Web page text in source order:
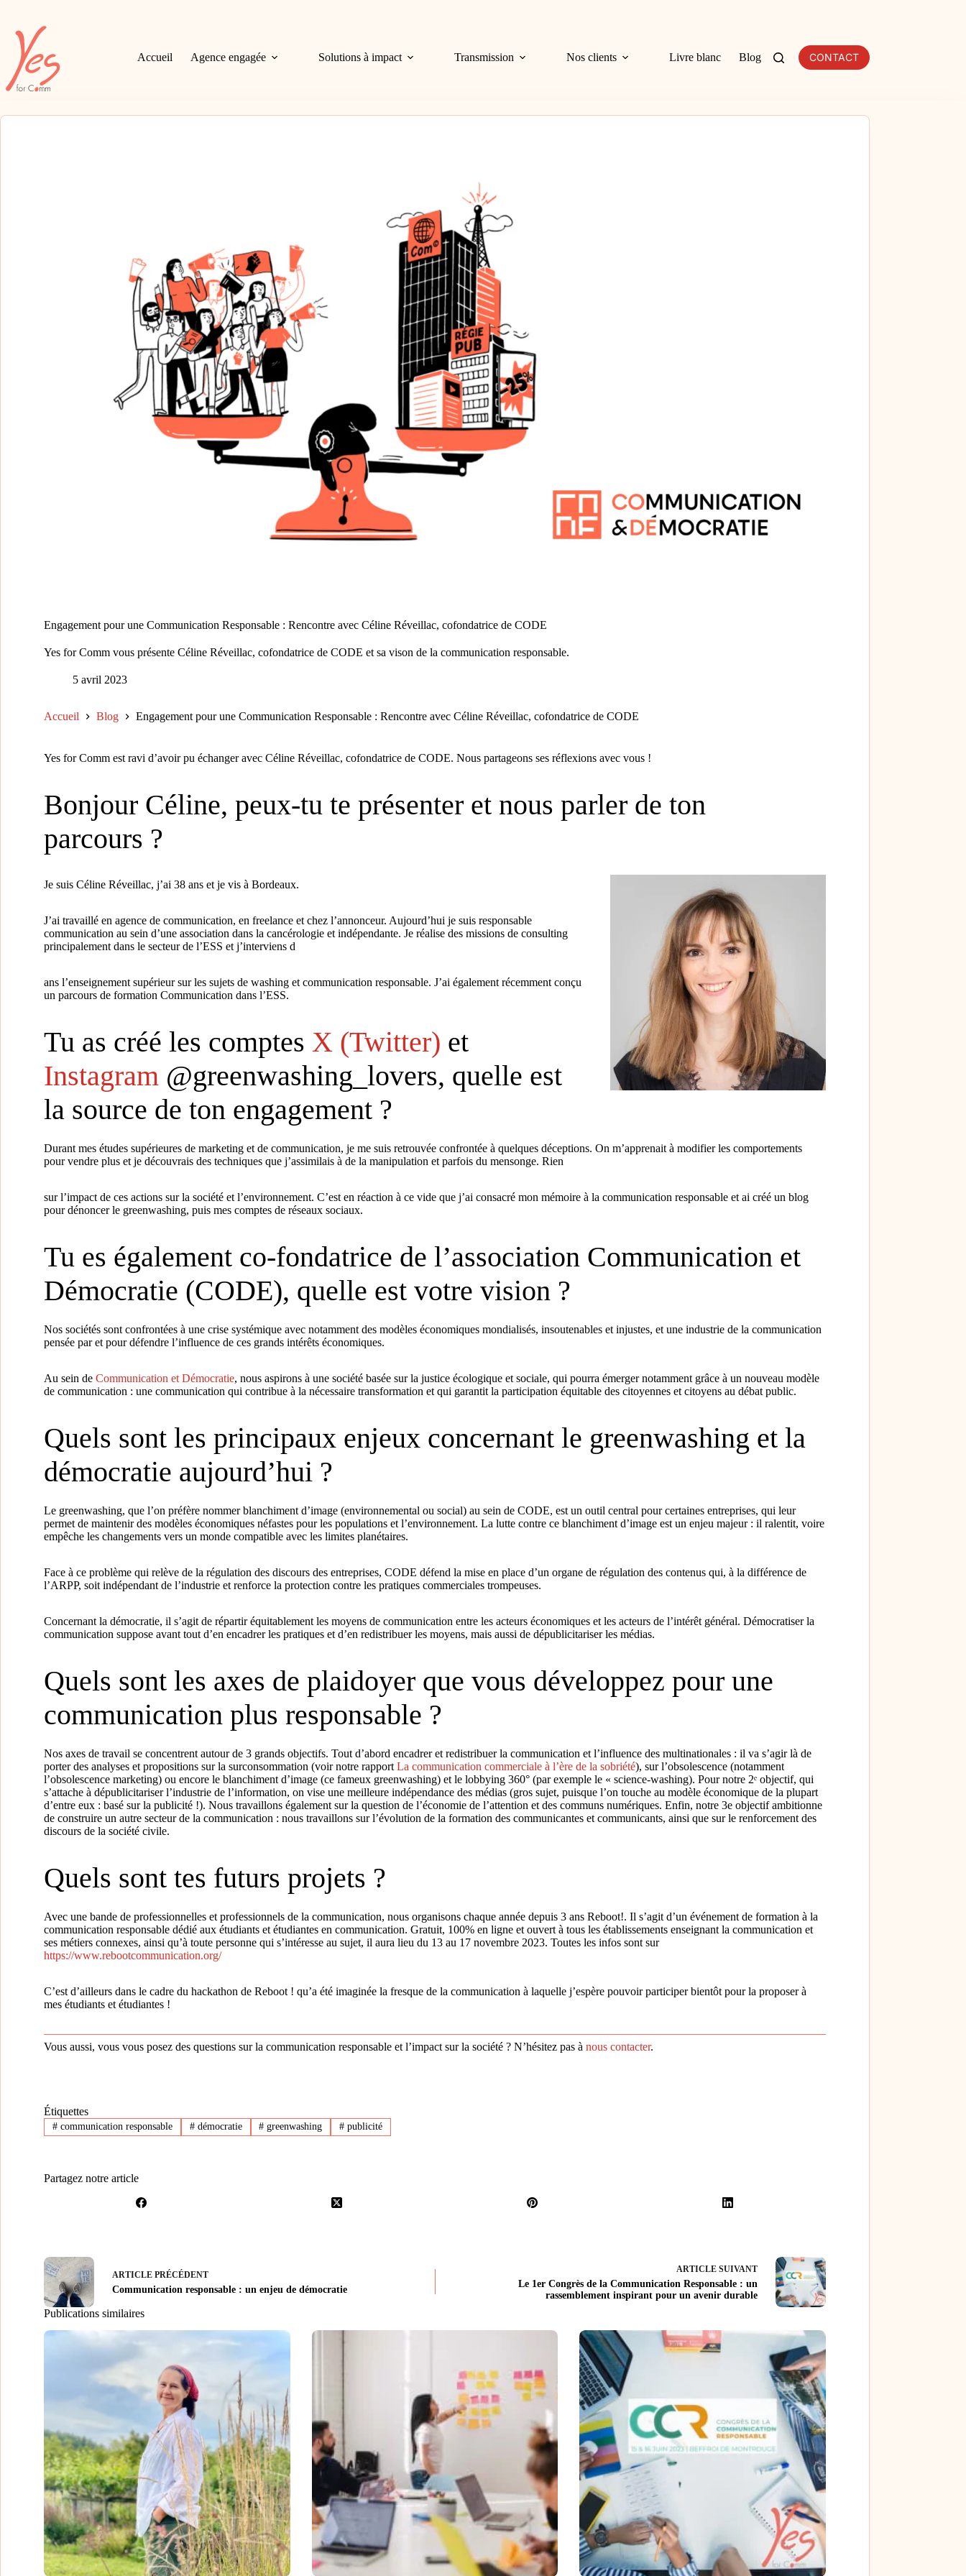
contenu
Accueil Agence engagée Solutions à impact Transmission Nos clients Livre blanc Blog CONTACT
Engagement pour une Communication Responsable : Rencontre avec Céline Réveillac, cofondatrice de CODE
Yes for Comm vous présente Céline Réveillac, cofondatrice de CODE et sa vison de la communication responsable.
5 avril 2023
Accueil Blog Engagement pour une Communication Responsable : Rencontre avec Céline Réveillac, cofondatrice de CODE
Yes for Comm est ravi d’avoir pu échanger avec Céline Réveillac, cofondatrice de CODE. Nous partageons ses réflexions avec vous !
Bonjour Céline, peux-tu te présenter et nous parler de ton
parcours ?
Je suis Céline Réveillac, j’ai 38 ans et je vis à Bordeaux.
J’ai travaillé en agence de communication, en freelance et chez l’annonceur. Aujourd’hui je suis responsable
communication au sein d’une association dans la cancérologie et indépendante. Je réalise des missions de consulting
principalement dans le secteur de l’ESS et j’interviens d
ans l’enseignement supérieur sur les sujets de washing et communication responsable. J’ai également récemment conçu
un parcours de formation Communication dans l’ESS.
Tu as créé les comptes X (Twitter) et
Instagram @greenwashing_lovers, quelle est
la source de ton engagement ?
Durant mes études supérieures de marketing et de communication, je me suis retrouvée confrontée à quelques déceptions. On m’apprenait à modifier les comportements
pour vendre plus et je découvrais des techniques que j’assimilais à de la manipulation et parfois du mensonge. Rien
sur l’impact de ces actions sur la société et l’environnement. C’est en réaction à ce vide que j’ai consacré mon mémoire à la communication responsable et ai créé un blog
pour dénoncer le greenwashing, puis mes comptes de réseaux sociaux.
Tu es également co-fondatrice de l’association Communication et
Démocratie (CODE), quelle est votre vision ?
Nos sociétés sont confrontées à une crise systémique avec notamment des modèles économiques mondialisés, insoutenables et injustes, et une industrie de la communication
pensée par et pour défendre l’influence de ces grands intérêts économiques.
Au sein de Communication et Démocratie, nous aspirons à une société basée sur la justice écologique et sociale, qui pourra émerger notamment grâce à un nouveau modèle
de communication : une communication qui contribue à la nécessaire transformation et qui garantit la participation équitable des citoyennes et citoyens au débat public.
Quels sont les principaux enjeux concernant le greenwashing et la
démocratie aujourd’hui ?
Le greenwashing, que l’on préfère nommer blanchiment d’image (environnemental ou social) au sein de CODE, est un outil central pour certaines entreprises, qui leur
permet de maintenir des modèles économiques néfastes pour les populations et l’environnement. La lutte contre ce blanchiment d’image est un enjeu majeur : il ralentit, voire
empêche les changements vers un monde compatible avec les limites planétaires.
Face à ce problème qui relève de la régulation des discours des entreprises, CODE défend la mise en place d’un organe de régulation des contenus qui, à la différence de
l’ARPP, soit indépendant de l’industrie et renforce la protection contre les pratiques commerciales trompeuses.
Concernant la démocratie, il s’agit de répartir équitablement les moyens de communication entre les acteurs économiques et les acteurs de l’intérêt général. Démocratiser la
communication suppose avant tout d’en encadrer les pratiques et d’en redistribuer les moyens, mais aussi de dépublicitariser les médias.
Quels sont les axes de plaidoyer que vous développez pour une
communication plus responsable ?
Nos axes de travail se concentrent autour de 3 grands objectifs. Tout d’abord encadrer et redistribuer la communication et l’influence des multinationales : il va s’agir là de
porter des analyses et propositions sur la surconsommation (voir notre rapport La communication commerciale à l’ère de la sobriété), sur l’obsolescence (notamment
l’obsolescence marketing) ou encore le blanchiment d’image (ce fameux greenwashing) et le lobbying 360° (par exemple le « science-washing). Pour notre 2ᵉ objectif, qui
s’attache à dépublicitariser l’industrie de l’information, on vise une meilleure indépendance des médias (gros sujet, puisque l’on touche au modèle économique de la plupart
d’entre eux : basé sur la publicité !). Nous travaillons également sur la question de l’économie de l’attention et des communs numériques. Enfin, notre 3e objectif ambitionne
de construire un autre secteur de la communication : nous travaillons sur l’évolution de la formation des communicantes et communicants, ainsi que sur le renforcement des
discours de la société civile.
Quels sont tes futurs projets ?
Avec une bande de professionnelles et professionnels de la communication, nous organisons chaque année depuis 3 ans Reboot!. Il s’agit d’un événement de formation à la
communication responsable dédié aux étudiants et étudiantes en communication. Gratuit, 100% en ligne et ouvert à tous les établissements enseignant la communication et
ses métiers connexes, ainsi qu’à toute personne qui s’intéresse au sujet, il aura lieu du 13 au 17 novembre 2023. Toutes les infos sont sur
https://www.rebootcommunication.org/
C’est d’ailleurs dans le cadre du hackathon de Reboot ! qu’a été imaginée la fresque de la communication à laquelle j’espère pouvoir participer bientôt pour la proposer à
mes étudiants et étudiantes !
Vous aussi, vous vous posez des questions sur la communication responsable et l’impact sur la société ? N’hésitez pas à nous contacter.
Étiquettes
#communication responsable #démocratie # greenwashing # publicité
Partagez notre article
ARTICLE PRÉCÉDENT
Communication responsable : un enjeu de démocratie
ARTICLESUIVANT
Le 1er Congrès de la Communication Responsable : un
rassemblement inspirant pour un avenir durable
Publications similaires